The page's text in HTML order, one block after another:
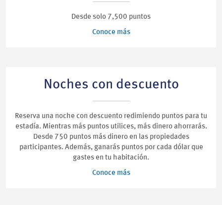
Desde solo 7,500 puntos
Conoce más
Noches con descuento
Reserva una noche con descuento redimiendo puntos para tu
estadía. Mientras más puntos utilices, más dinero ahorrarás.
Desde 750 puntos más dinero en las propiedades
participantes. Además, ganarás puntos por cada dólar que
gastes en tu habitación.
Conoce más